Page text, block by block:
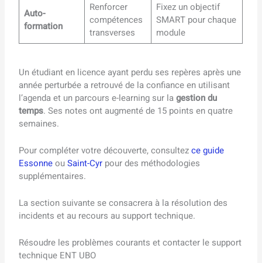
Auto-
formation
Renforcer
compétences
transverses
Fixez un objectif
SMART pour chaque
module
Un étudiant en licence ayant perdu ses repères après une
année perturbée a retrouvé de la confiance en utilisant
l’agenda et un parcours e-learning sur lagestion du
temps. Ses notes ont augmenté de 15 points en quatre
semaines.
Pour compléter votre découverte, consultezce guide
EssonneouSaint-Cyr pour des méthodologies
supplémentaires.
La section suivante se consacrera à la résolution des
incidents et au recours au support technique.
Résoudre les problèmes courants et contacter le support
technique ENT UBO